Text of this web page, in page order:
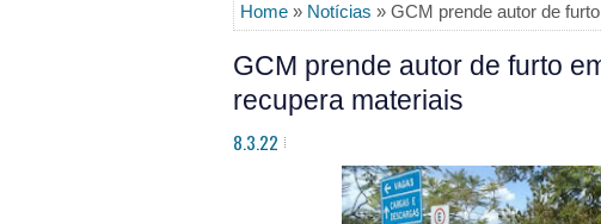
Home » Notícias » GCM prende autor de
GCM prende autor de furto
recupera materiais
8.3.22